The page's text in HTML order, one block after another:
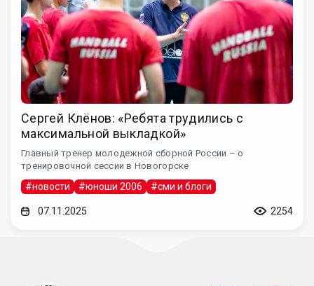
Сергей Клёнов: «Ребята трудились с
максимальной выкладкой»
Главный тренер молодежной сборной России – о
тренировочной сессии в Новогорске
#новости #юноши 2006 #сми и блоги
07.11.2025 2254